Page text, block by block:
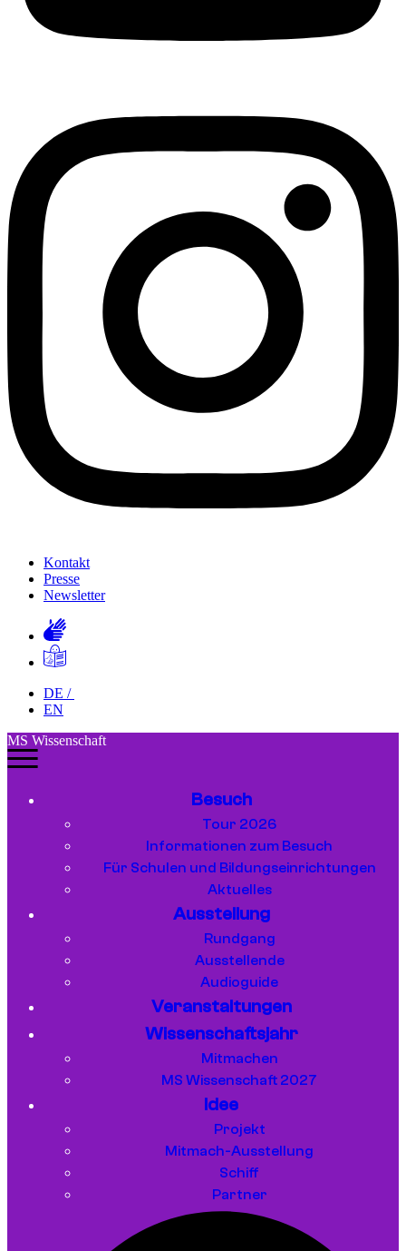
Kontakt
Presse
Newsletter
DE /
EN
MS Wissenschaft
Besuch
Tour 2026
Informationen zum Besuch
Für Schulen und Bildungseinrichtungen
Aktuelles
Ausstellung
Rundgang
Ausstellende
Audioguide
Veranstaltungen
Wissenschaftsjahr
Mitmachen
MS Wissenschaft 2027
Idee
Projekt
Mitmach-Ausstellung
Schiff
Partner